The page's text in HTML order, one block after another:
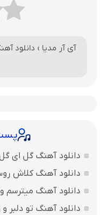
آی آر مدیا › دانلود
دانلود آهنگ گل ای
دانلود آهنگ کلاش روسی
دانلود آهنگ میترسم
دانلود آهنگ تو دلبر